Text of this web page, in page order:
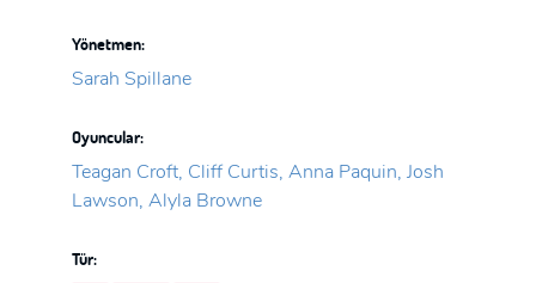
Yönetmen:
Sarah Spillane
Oyuncular:
Teagan Croft, Cliff Curtis, Anna Paquin, Josh
Lawson, Alyla Browne
Tür: